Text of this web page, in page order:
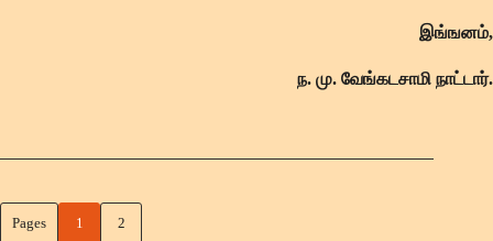
இங்ஙனம்,
ந. மு. வேங்கடசாமி நாட்டார்.
Pages 1 2